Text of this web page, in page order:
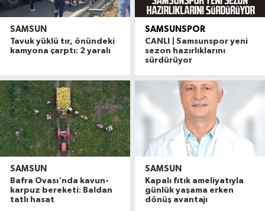
SAMSUN
Tavuk yüklü tır, önündeki
kamyona çarptı: 2 yaralı
SAMSUNSPOR
CANLI | Samsunspor yeni
sezon hazırlıklarını
sürdürüyor
SAMSUN
Bafra Ovası'nda kavun-
karpuz bereketi: Baldan
tatlı hasat
SAMSUN
Kapalı fıtık ameliyatıyla
günlük yaşama erken
dönüş avantajı